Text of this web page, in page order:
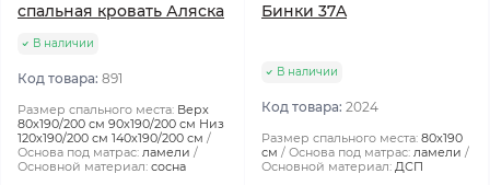
спальная кровать Аляска
В наличии
Код товара: 891
Размер спального места: Верх
80х190/200 см 90х190/200 см Низ
120х190/200 см 140х190/200 см
Основа под матрас: ламели
Основной материал: сосна
Бинки 37A
В наличии
Код товара: 2024
Размер спального места: 80х190
см
Основа под матрас: ламели
Основной материал: ДСП